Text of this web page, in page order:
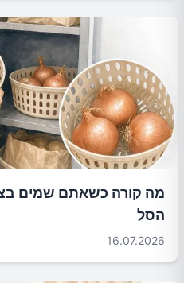
מה קורה כשאתם שמים
הסל
16.07.2026